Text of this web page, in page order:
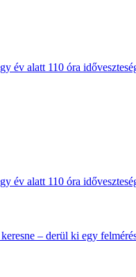
év alatt 110 óra
év alatt 110 óra
– derül ki egy